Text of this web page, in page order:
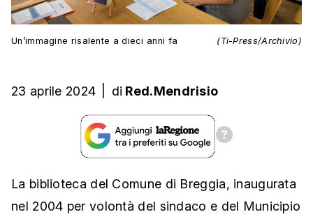
Un’immagine risalente a dieci anni fa (Ti-Press/Archivio)
23 aprile 2024 di Red.Mendrisio
La biblioteca del Comune di Breggia, inaugurata
nel 2004 per volontà del sindaco e del Municipio